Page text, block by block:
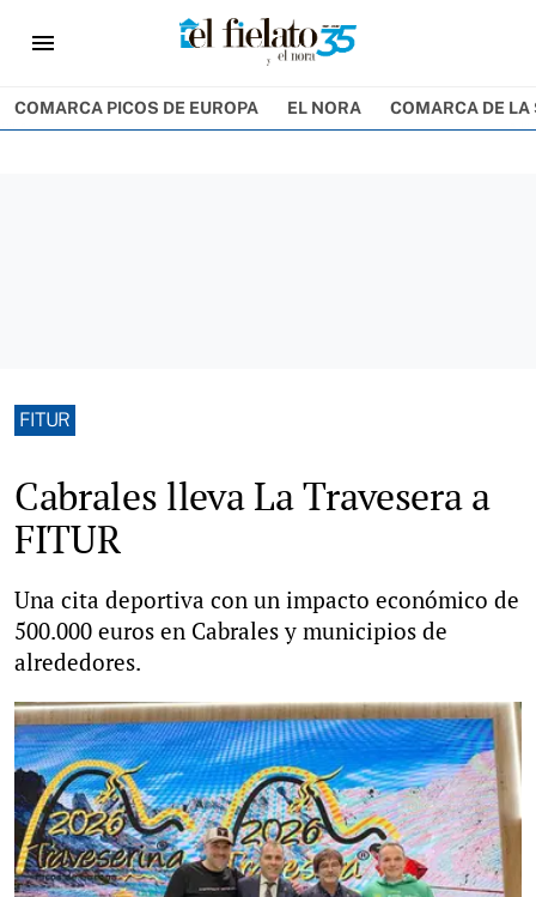
menu
COMARCA PICOS DE EUROPA EL NORA COMARCA DE LA
FITUR
Cabrales lleva La Travesera a
FITUR
Una cita deportiva con un impacto económico de
500.000 euros en Cabrales y municipios de
alrededores.